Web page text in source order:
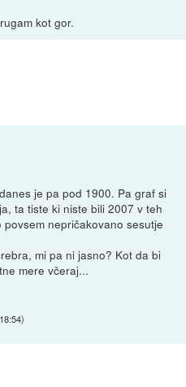
kot gor.
je pa pod 1900. Pa graf si
ta tiste ki niste bili 2007 v teh
nepričakovano sesutje
mi pa ni jasno? Kot da bi
mere včeraj...
)